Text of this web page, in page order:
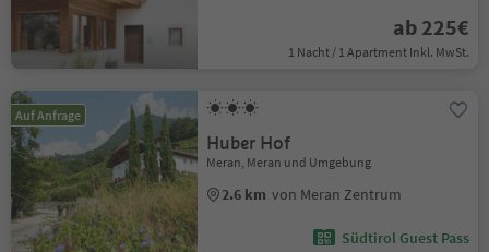
ab 225€
1 Nacht / 1 Apartment Inkl. MwSt.
Auf Anfrage
Huber Hof
Meran, Meran und Umgebung
2.6 km von Meran Zentrum
Südtirol Guest Pass